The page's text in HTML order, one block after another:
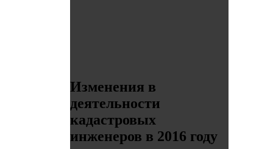
Изменения в
деятельности
кадастровых
инженеров в 2016 году